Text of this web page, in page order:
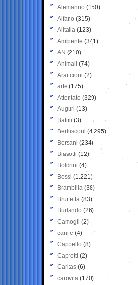
Alemanno (150)
Alfano (315)
Alitalia (123)
Ambiente (341)
AN (210)
Animali (74)
Arancioni (2)
arte (175)
Attentato (329)
Auguri (13)
Batini (3)
Berlusconi (4.295)
Bersani (234)
Biasotti (12)
Boldrini (4)
Bossi (1.221)
Brambilla (38)
Brunetta (83)
Burlando (26)
Camogli (2)
canile (4)
Cappello (8)
Caprotti (2)
Caritas (6)
carovita (170)